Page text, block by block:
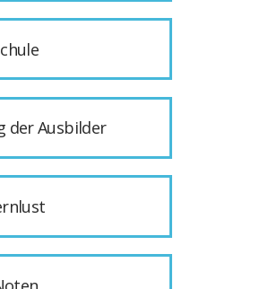
der Ausbilder